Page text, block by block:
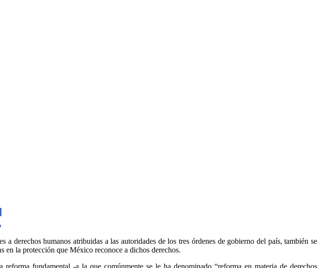
derechos humanos atribuidas a las autoridades de los tres órdenes de gobierno del país, también se
en la protección que México reconoce a dichos derechos.
fundamental -a la que comúnmente se le ha denominado “reforma en materia de derechos